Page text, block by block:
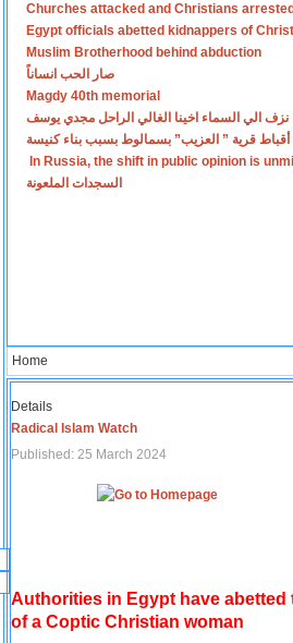
Churches attacked and Christians
Egypt officials abetted kidnappers of
Muslim Brotherhood behind abduction
صار الحب انساناً
Magdy 40th memorial
نزف الي السماء اخينا الغالي الراحل مجدي يوسف
أقباط قرية ” العزيب” بسمالوط بسبب بناء كنيسة
In Russia, the shift in public opinion is
السجدات الملعونة
Home
Details
Radical Islam Watch
Published: 25 March 2024
Authorities in Egypt have
of a Coptic Christian woman